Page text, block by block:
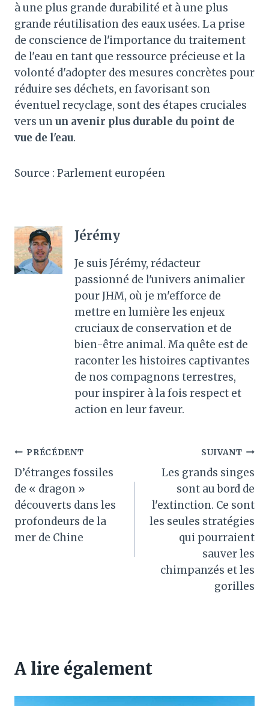
à une plus grande durabilité et à une plus
grande réutilisation des eaux usées. La prise
de conscience de l'importance du traitement
de l'eau en tant que ressource précieuse et la
volonté d'adopter des mesures concrètes pour
réduire ses déchets, en favorisant son
éventuel recyclage, sont des étapes cruciales
vers unun avenir plus durable du point de
vue de l'eau.
Source : Parlement européen
Jérémy
Je suis Jérémy, rédacteur
passionné de l'univers animalier
pour JHM, où je m'efforce de
mettre en lumière les enjeux
cruciaux de conservation et de
bien-être animal. Ma quête est de
raconter les histoires captivantes
de nos compagnons terrestres,
pour inspirer à la fois respect et
action en leur faveur.
Navigation
de
l’article
PRÉCÉDENT
D’étranges fossiles
de « dragon »
découverts dans les
profondeurs de la
mer de Chine
SUIVANT
Les grands singes
sont au bord de
l'extinction. Ce sont
les seules stratégies
qui pourraient
sauver les
chimpanzés et les
gorilles
A lire également